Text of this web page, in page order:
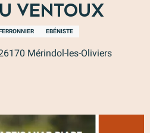
Ventoux
EBÉNISTE
Mérindol-les-Oliviers